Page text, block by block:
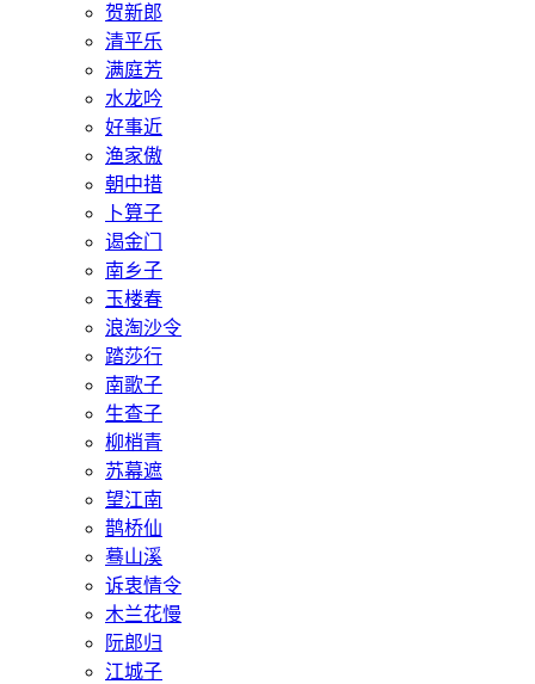
贺新郎
清平乐
满庭芳
水龙吟
好事近
渔家傲
朝中措
卜算子
谒金门
南乡子
玉楼春
浪淘沙令
踏莎行
南歌子
生查子
柳梢青
苏幕遮
望江南
鹊桥仙
蓦山溪
诉衷情令
木兰花慢
阮郎归
江城子